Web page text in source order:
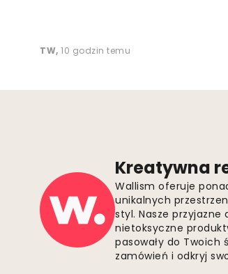
TW, 10 godzin temu
Kreatywna
Wallism oferuje
unikalnych
styl. Nasze przyjazne
nietoksyczne
pasowały do Twoich
zamówień i odkryj